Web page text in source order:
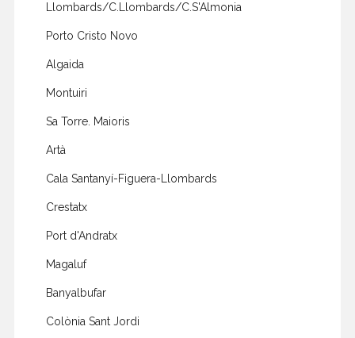
Llombards/C.Llombards/C.S'Almonia
Porto Cristo Novo
Algaida
Montuiri
Sa Torre. Maioris
Artà
Cala Santanyí-Figuera-Llombards
Crestatx
Port d'Andratx
Magaluf
Banyalbufar
Colònia Sant Jordi